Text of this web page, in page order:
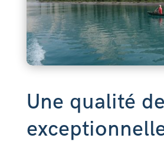
Une qualité